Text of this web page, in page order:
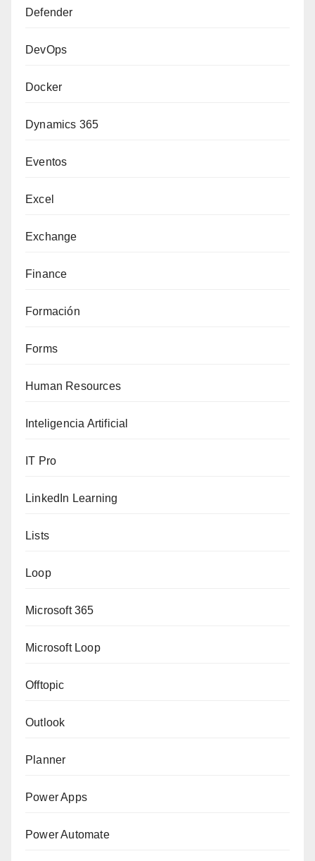
Defender
DevOps
Docker
Dynamics 365
Eventos
Excel
Exchange
Finance
Formación
Forms
Human Resources
Inteligencia Artificial
IT Pro
LinkedIn Learning
Lists
Loop
Microsoft 365
Microsoft Loop
Offtopic
Outlook
Planner
Power Apps
Power Automate